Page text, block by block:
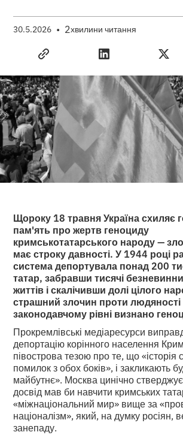
30.5.2026 • 2хвилини читання
Щороку 18 травня Україна схиляє
пам'ять про жертв геноциду
кримськотатарського народу —
має строку давності. У 1944 році
система депортувала понад 200
татар, забравши тисячі
життів і скалічивши долі цілого
страшний злочин проти людяності
законодавчому рівні визнано
Прокремлівські медіаресурси
депортацію корінного населення
півострова тезою про те, що «історія
помилок з обох боків», і закликають
майбутнє». Москва цинічно
досвід мав би навчити кримських
«міжнаціональний мир» вище за
націоналізм», який, на думку росіян,
занепаду.